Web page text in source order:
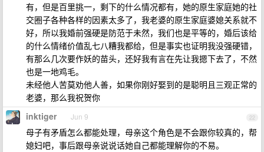
有，但是百里挑一，剩下的什么情况都有，她的原生家庭她的社
交圈子各种各样的因素太多了，我老婆的原生家庭婆媳关系就不
好，所以我婚前强硬是防范于未然，我们也是平等的，婚后该给
的什么情绪价值乱七八糟我都给，但是事实也证明我没强硬错，
有那么几次要作妖的苗头，还好我有言在先让我摁下去了，不然
也是一地鸡毛。
未经他人苦莫劝他人善，如果你刚好娶到的是聪明且三观正常的
老婆，那么我祝贺你
22
inktiger Jun 9
母子有矛盾怎么都能处理，母亲这个角色是不会跟你较真的，帮
媳妇吧，事后跟母亲说说话她自己都能理解你的不易。